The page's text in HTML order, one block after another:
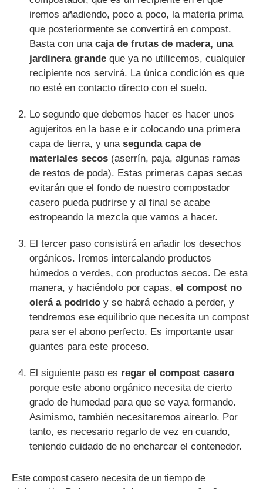
iremos añadiendo, poco a poco, la materia prima
que posteriormente se convertirá en compost.
Basta con una caja de frutas de madera, una
jardinera grande que ya no utilicemos, cualquier
recipiente nos servirá. La única condición es que
no esté en contacto directo con el suelo.
Lo segundo que debemos hacer es hacer unos
agujeritos en la base e ir colocando una primera
capa de tierra, y una segunda capa de
materiales secos (aserrín, paja, algunas ramas
de restos de poda). Estas primeras capas secas
evitarán que el fondo de nuestro compostador
casero pueda pudrirse y al final se acabe
estropeando la mezcla que vamos a hacer.
El tercer paso consistirá en añadir los desechos
orgánicos. Iremos intercalando productos
húmedos o verdes, con productos secos. De esta
manera, y haciéndolo por capas, el compost no
olerá a podrido y se habrá echado a perder, y
tendremos ese equilibrio que necesita un compost
para ser el abono perfecto. Es importante usar
guantes para este proceso.
El siguiente paso es regar el compost casero
porque este abono orgánico necesita de cierto
grado de humedad para que se vaya formando.
Asimismo, también necesitaremos airearlo. Por
tanto, es necesario regarlo de vez en cuando,
teniendo cuidado de no encharcar el contenedor.
Este compost casero necesita de un tiempo de